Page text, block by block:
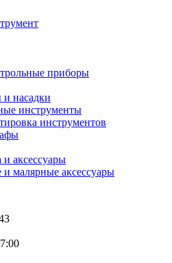
приборы
и насадки
инструменты
инструментов
аксессуары
малярные аксессуары